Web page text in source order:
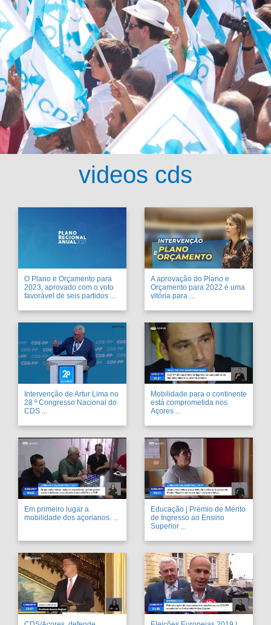
videos cds
O Plano e Orçamento para
2023, aprovado com o voto
favorável de seis partidos ...
A aprovação do Plano e
Orçamento para 2022 é uma
vitória para ...
Intervenção de Artur Lima no
28 º Congresso Nacional do
CDS ...
Mobilidade para o continente
está comprometida nos
Açores ...
Em primeiro lugar a
mobilidade dos açorianos. ...
Educação | Prémio de Mérito
de Ingresso ao Ensino
Superior ...